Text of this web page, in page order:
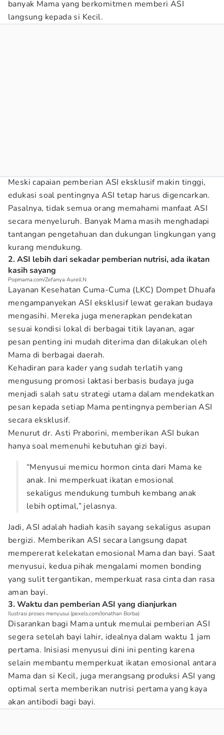
banyak Mama yang berkomitmen memberi ASI
langsung kepada si Kecil.
Meski capaian pemberian ASI eksklusif makin tinggi,
edukasi soal pentingnya ASI tetap harus digencarkan.
Pasalnya, tidak semua orang memahami manfaat ASI
secara menyeluruh. Banyak Mama masih menghadapi
tantangan pengetahuan dan dukungan lingkungan yang
kurang mendukung.
2. ASI lebih dari sekadar pemberian nutrisi, ada ikatan
kasih sayang
Popmama.com/Zefanya Aurell.N
Layanan Kesehatan Cuma-Cuma (LKC) Dompet Dhuafa
mengampanyekan ASI eksklusif lewat gerakan budaya
mengasihi. Mereka juga menerapkan pendekatan
sesuai kondisi lokal di berbagai titik layanan, agar
pesan penting ini mudah diterima dan dilakukan oleh
Mama di berbagai daerah.
Kehadiran para kader yang sudah terlatih yang
mengusung promosi laktasi berbasis budaya juga
menjadi salah satu strategi utama dalam mendekatkan
pesan kepada setiap Mama pentingnya pemberian ASI
secara eksklusif.
Menurut dr. Asti Praborini, memberikan ASI bukan
hanya soal memenuhi kebutuhan gizi bayi.
“Menyusui memicu hormon cinta dari Mama ke
anak. Ini memperkuat ikatan emosional
sekaligus mendukung tumbuh kembang anak
lebih optimal,” jelasnya.
Jadi, ASI adalah hadiah kasih sayang sekaligus asupan
bergizi. Memberikan ASI secara langsung dapat
mempererat kelekatan emosional Mama dan bayi. Saat
menyusui, kedua pihak mengalami momen bonding
yang sulit tergantikan, memperkuat rasa cinta dan rasa
aman bayi.
3. Waktu dan pemberian ASI yang dianjurkan
Ilustrasi proses menyusui (pexels.com/Jonathan Borba)
Disarankan bagi Mama untuk memulai pemberian ASI
segera setelah bayi lahir, idealnya dalam waktu 1 jam
pertama. Inisiasi menyusui dini ini penting karena
selain membantu memperkuat ikatan emosional antara
Mama dan si Kecil, juga merangsang produksi ASI yang
optimal serta memberikan nutrisi pertama yang kaya
akan antibodi bagi bayi.